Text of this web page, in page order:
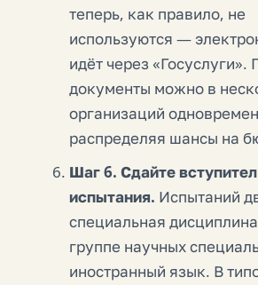
теперь, как правило, не
используются —
идёт через «Госуслуги».
документы можно в
организаций
распределяя шансы на
Шаг 6. Сдайте
испытания. Испытаний
специальная
группе научных
иностранный язык. В